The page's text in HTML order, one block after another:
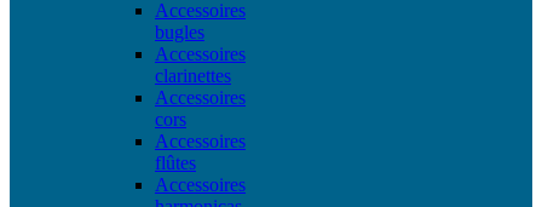
Accessoires
bugles
Accessoires
clarinettes
Accessoires
cors
Accessoires
flûtes
Accessoires